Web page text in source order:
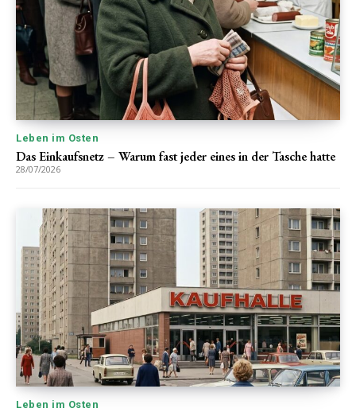
Leben im Osten
Das Einkaufsnetz – Warum fast jeder eines in der Tasche hatte
28/07/2026
Leben im Osten